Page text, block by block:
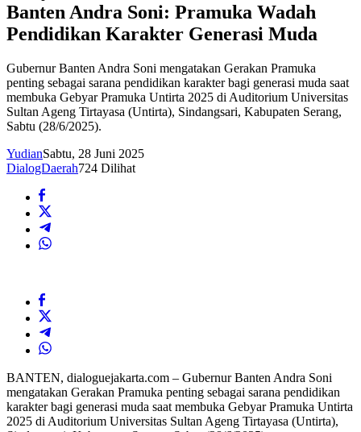
Banten Andra Soni: Pramuka Wadah
Pendidikan Karakter Generasi Muda
Gubernur Banten Andra Soni mengatakan Gerakan Pramuka
penting sebagai sarana pendidikan karakter bagi generasi muda saat
membuka Gebyar Pramuka Untirta 2025 di Auditorium Universitas
Sultan Ageng Tirtayasa (Untirta), Sindangsari, Kabupaten Serang,
Sabtu (28/6/2025).
YudianSabtu, 28 Juni 2025
DialogDaerah724 Dilihat
BANTEN, dialoguejakarta.com – Gubernur Banten Andra Soni
mengatakan Gerakan Pramuka penting sebagai sarana pendidikan
karakter bagi generasi muda saat membuka Gebyar Pramuka Untirta
2025 di Auditorium Universitas Sultan Ageng Tirtayasa (Untirta),